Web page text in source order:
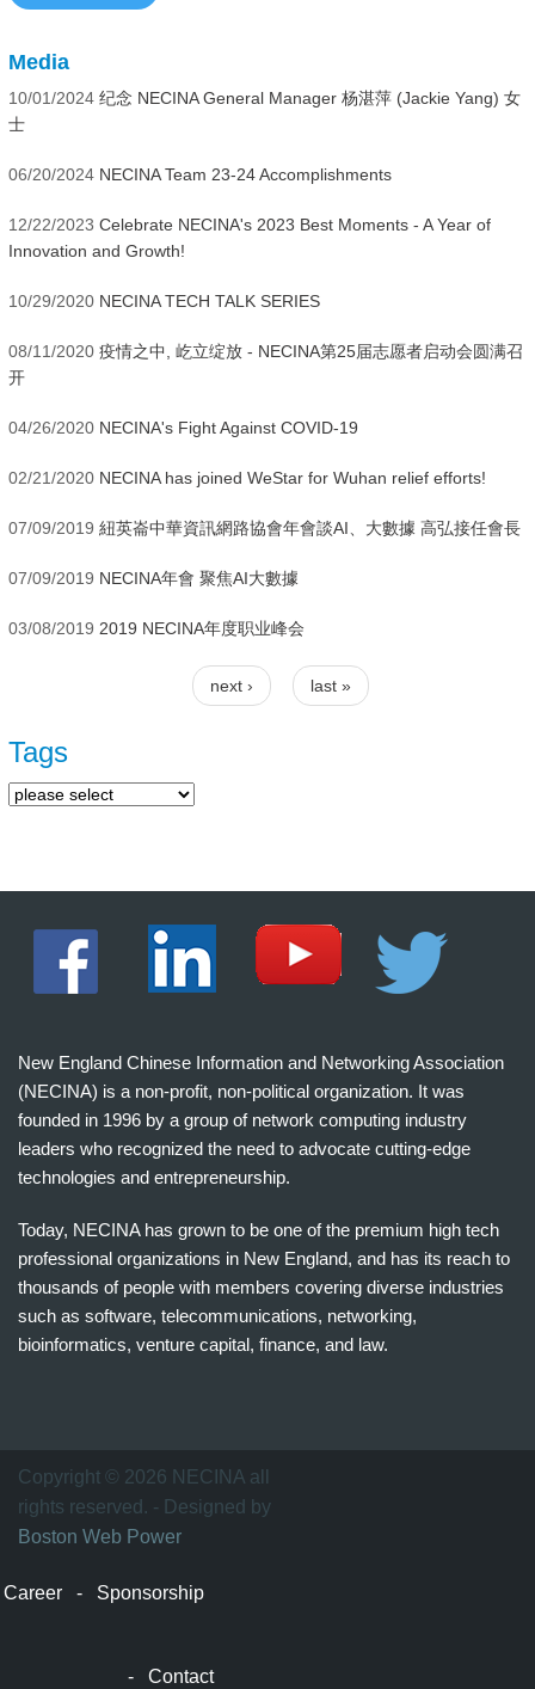
Media
10/01/2024 纪念 NECINA General Manager 杨湛萍 (Jackie Yang) 女
士
06/20/2024 NECINA Team 23-24 Accomplishments
12/22/2023 Celebrate NECINA's 2023 Best Moments - A Year of
Innovation and Growth!
10/29/2020 NECINA TECH TALK SERIES
08/11/2020 疫情之中, 屹立绽放 - NECINA第25届志愿者启动会圆满召
开
04/26/2020 NECINA's Fight Against COVID-19
02/21/2020 NECINA has joined WeStar for Wuhan relief efforts!
07/09/2019 紐英崙中華資訊網路協會年會談AI、大數據 高弘接任會長
07/09/2019 NECINA年會 聚焦AI大數據
03/08/2019 2019 NECINA年度职业峰会
next › last »
Tags
New England Chinese Information and Networking Association
(NECINA) is a non-profit, non-political organization. It was
founded in 1996 by a group of network computing industry
leaders who recognized the need to advocate cutting-edge
technologies and entrepreneurship.
Today, NECINA has grown to be one of the premium high tech
professional organizations in New England, and has its reach to
thousands of people with members covering diverse industries
such as software, telecommunications, networking,
bioinformatics, venture capital, finance, and law.
万
家
网
Copyright © 2026 NECINA all
rights reserved. - Designed by
Boston Web Power
Career - Sponsorship
-Contact